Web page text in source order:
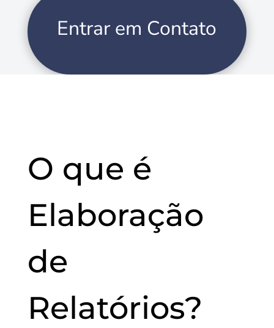
Entrar em Contato
O que é
Elaboração
de
Relatórios?